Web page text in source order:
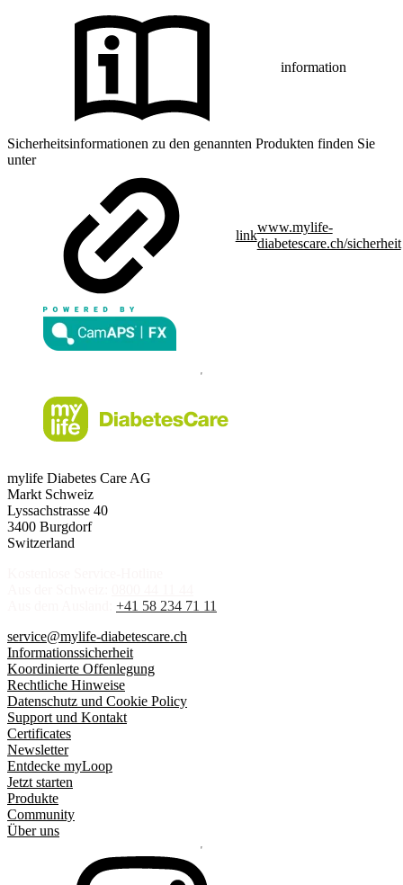
information
Sicherheitsinformationen zu den genannten Produkten finden Sie
unter
link
www.mylife-
diabetescare.ch/sicherheit
mylife Diabetes Care AG
Markt Schweiz
Lyssachstrasse 40
3400 Burgdorf
Switzerland
+41 58 234 71 11
service@mylife-diabetescare.ch
Informationssicherheit
Koordinierte Offenlegung
Rechtliche Hinweise
Datenschutz und Cookie Policy
Support und Kontakt
Certificates
Newsletter
Entdecke myLoop
Jetzt starten
Produkte
Community
Über uns